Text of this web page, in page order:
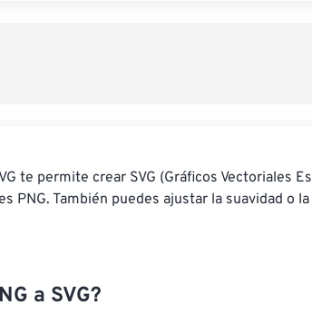
te permite crear SVG (Gráficos Vectoriales
PNG. También puedes ajustar la suavidad o
a SVG?